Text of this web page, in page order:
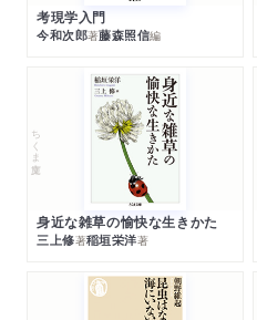
考現学入門
今和次郎著藤森照信編
ちくま文庫
身近な雑草の愉快な生きかた
三上修著稲垣栄洋著